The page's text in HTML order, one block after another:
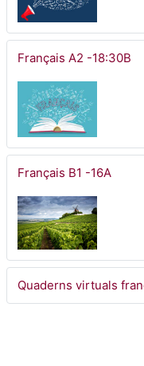
Français A2 -18:30B
Français B1 -16A
Quaderns virtuals